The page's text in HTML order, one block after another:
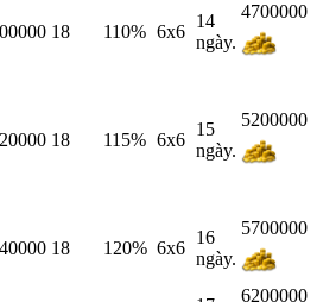
18 110% 6x6
14
ngày.
4700000
18 115% 6x6
15
ngày.
5200000
18 120% 6x6
16
ngày.
5700000
6200000